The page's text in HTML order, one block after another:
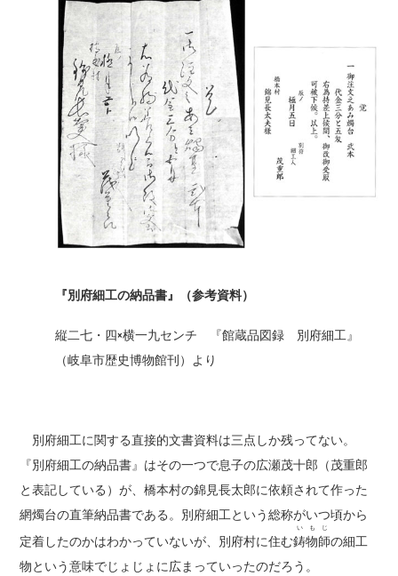
『別府細工の納品書』（参考資料）
縦二七・四×横一九センチ 『館蔵品図録 別府細工』
（岐阜市歴史博物館刊）より
別府細工に関する直接的文書資料は三点しか残ってない。
『別府細工の納品書』はその一つで息子の広瀬茂十郎（茂重郎
と表記している）が、橋本村の錦見長太郎に依頼されて作った
網燭台の直筆納品書である。別府細工という総称がいつ頃から
定着したのかはわかっていないが、別府村に住む鋳物師
いもじ
の細工
物という意味でじょじょに広まっていったのだろう。